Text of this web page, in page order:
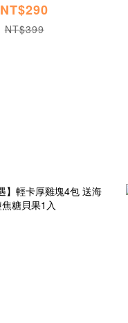
NT$290
NT$399